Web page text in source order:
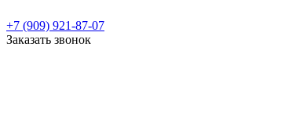
+7 (909) 921-87-07
Заказать звонок